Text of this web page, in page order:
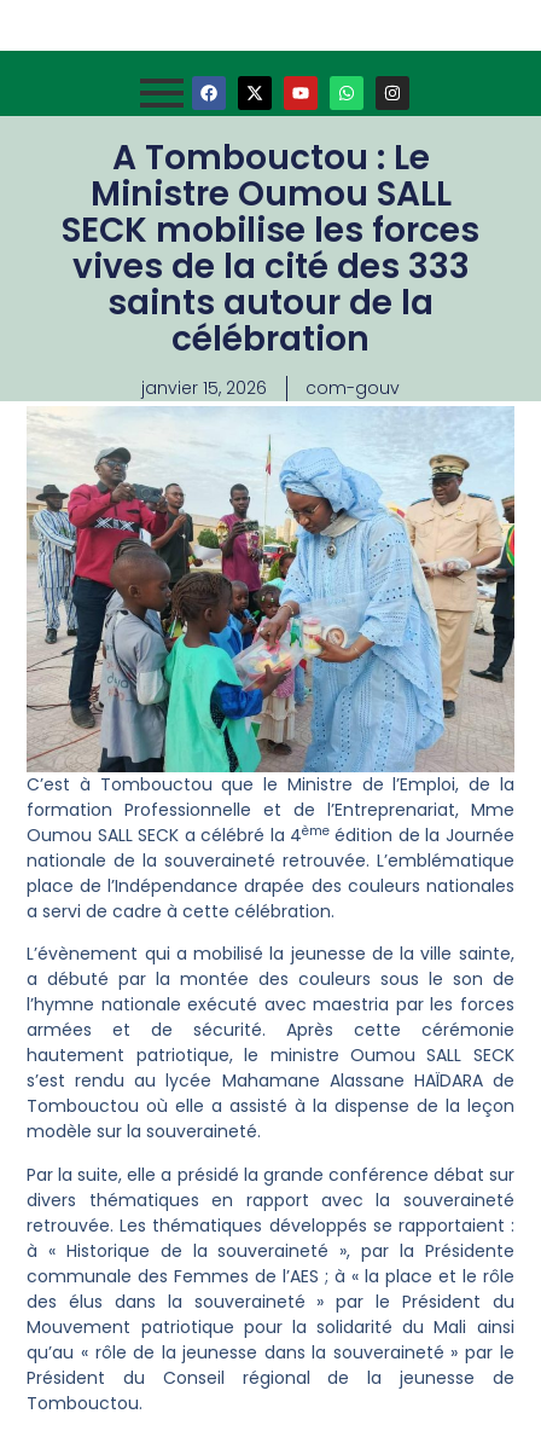
A Tombouctou : Le
Ministre Oumou SALL
SECK mobilise les forces
vives de la cité des 333
saints autour de la
célébration
janvier 15, 2026 com-gouv
C’est à Tombouctou que le Ministre de l’Emploi, de la
formation Professionnelle et de l’Entreprenariat, Mme
Oumou SALL SECK a célébré la 4èmeédition de la Journée
nationale de la souveraineté retrouvée. L’emblématique
place de l’Indépendance drapée des couleurs nationales
a servi de cadre à cette célébration.
L’évènement qui a mobilisé la jeunesse de la ville sainte,
a débuté par la montée des couleurs sous le son de
l’hymne nationale exécuté avec maestria par les forces
armées et de sécurité. Après cette cérémonie
hautement patriotique, le ministre Oumou SALL SECK
s’est rendu au lycée Mahamane Alassane HAÏDARA de
Tombouctou où elle a assisté à la dispense de la leçon
modèle sur la souveraineté.
Par la suite, elle a présidé la grande conférence débat sur
divers thématiques en rapport avec la souveraineté
retrouvée. Les thématiques développés se rapportaient :
à « Historique de la souveraineté », par la Présidente
communale des Femmes de l’AES ; à « la place et le rôle
des élus dans la souveraineté » par le Président du
Mouvement patriotique pour la solidarité du Mali ainsi
qu’au « rôle de la jeunesse dans la souveraineté » par le
Président du Conseil régional de la jeunesse de
Tombouctou.